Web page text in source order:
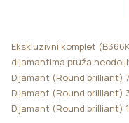
Ekskluzivni komplet
dijamantima pruža
Dijamant (Round brilliant)
Dijamant (Round brilliant)
Dijamant (Round brilliant)